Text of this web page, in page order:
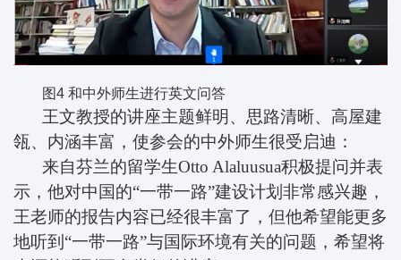
图4 和中外师生进行英文问答
王文教授的讲座主题鲜明、思路清晰、高屋建
瓴、内涵丰富，使参会的中外师生很受启迪：
来自芬兰的留学生Otto Alaluusua积极提问并表
示，他对中国的“一带一路”建设计划非常感兴趣，
王老师的报告内容已经很丰富了，但他希望能更多
地听到“一带一路”与国际环境有关的问题，希望将